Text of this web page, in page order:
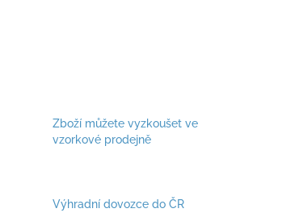
Zboží můžete vyzkoušet ve
vzorkové prodejně
Výhradní dovozce do ČR